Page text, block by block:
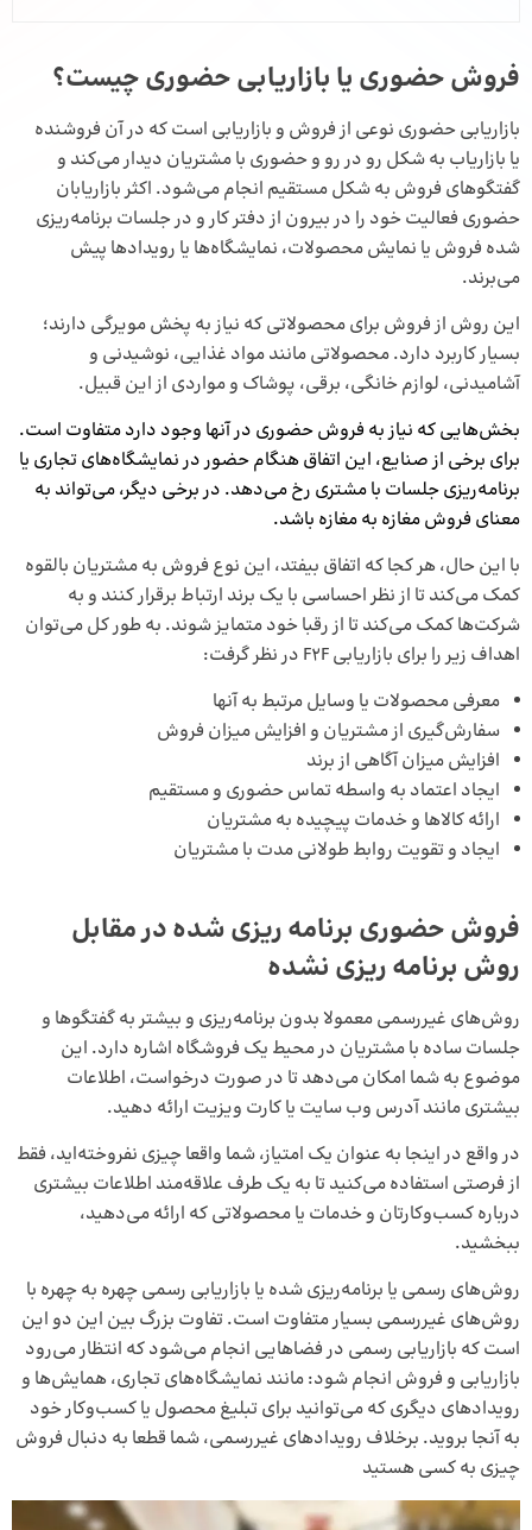
فروش حضوری یا بازاریابی حضوری چیست؟
بازاریابی حضوری نوعی از فروش و بازاریابی است که در آن فروشنده
یا بازاریاب به شکل رو در رو و حضوری با مشتریان دیدار می‌کند و
گفتگوهای فروش به شکل مستقیم انجام می‌شود. اکثر بازاریابان
حضوری فعالیت خود را در بیرون از دفتر کار و در جلسات برنامه‌ریزی
شده فروش یا نمایش محصولات، نمایشگاه‌ها یا رویدادها پیش
می‌برند.
این روش از فروش برای محصولاتی که نیاز به پخش مویرگی دارند؛
بسیار کاربرد دارد. محصولاتی مانند مواد غذایی، نوشیدنی و
آشامیدنی، لوازم خانگی، برقی، پوشاک و مواردی از این قبیل.
بخش‌هایی که نیاز به فروش حضوری در آنها وجود دارد متفاوت است.
برای برخی از صنایع، این اتفاق هنگام حضور در نمایشگاه‌های تجاری یا
برنامه‌ریزی جلسات با مشتری رخ می‌دهد. در برخی دیگر، می‌تواند به
معنای فروش مغازه به مغازه باشد.
با این حال، هر کجا که اتفاق بیفتد، این نوع فروش به مشتریان بالقوه
کمک می‌­کند تا از نظر احساسی با یک برند ارتباط برقرار کنند و به
شرکت‌ها کمک می‌کند تا از رقبا خود متمایز شوند. به طور کل می‌توان
اهداف زیر را برای بازاریابی F2F در نظر گرفت:
معرفی محصولات یا وسایل مرتبط به آنها
سفارش‌گیری از مشتریان و افزایش میزان فروش
افزایش میزان آگاهی از برند
ایجاد اعتماد به واسطه تماس حضوری و مستقیم
ارائه کالا‌ها و خدمات پیچیده به مشتریان
ایجاد و تقویت روابط طولانی مدت با مشتریان
فروش حضوری برنامه‌ ریزی شده در مقابل
روش برنامه‌ ریزی نشده
روش‌های غیررسمی معمولا بدون برنامه‌ریزی و بیشتر به گفتگوها و
جلسات ساده با مشتریان در محیط یک فروشگاه اشاره دارد. این
موضوع به شما امکان می‌دهد تا در صورت درخواست، اطلاعات
بیشتری مانند آدرس وب سایت یا کارت ویزیت ارائه دهید.
در واقع در اینجا به عنوان یک امتیاز، شما واقعا چیزی نفروخته‌اید، فقط
از فرصتی استفاده می‌کنید تا به یک طرف علاقه‌مند اطلاعات بیشتری
درباره کسب‌وکارتان و خدمات یا محصولاتی که ارائه می‌دهید،
ببخشید.
روش‌های رسمی یا برنامه‌ریزی شده یا بازاریابی رسمی چهره به چهره با
روش‌های غیررسمی‌ بسیار متفاوت است. تفاوت بزرگ بین این دو این
است که بازاریابی رسمی در فضاهایی انجام می‌شود که انتظار می‌رود
بازاریابی و فروش انجام شود: مانند نمایشگاه‌های تجاری، همایش‌ها و
رویدادهای دیگری که می‌توانید برای تبلیغ محصول یا کسب‌وکار خود
به آنجا بروید. برخلاف رویدادهای غیررسمی، شما قطعا به دنبال فروش
چیزی به کسی هستید